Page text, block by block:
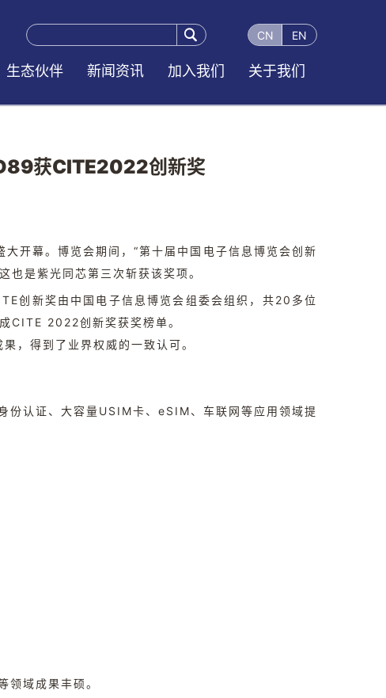
 CN EN
生态伙伴 新闻资讯 加入我们 关于我们
获CITE2022创新奖
开幕。博览会期间，“第十届中国电子信息博览会创新
是紫光同芯第三次斩获该奖项。
创新奖由中国电子信息博览会组委会组织，共20多位
CITE 2022创新奖获奖榜单。
，得到了业界权威的一致认可。
份认证、大容量USIM卡、eSIM、车联网等应用领域提
领域成果丰硕。